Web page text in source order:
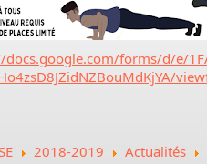
forms/d/e/
2018-2019 Actualités